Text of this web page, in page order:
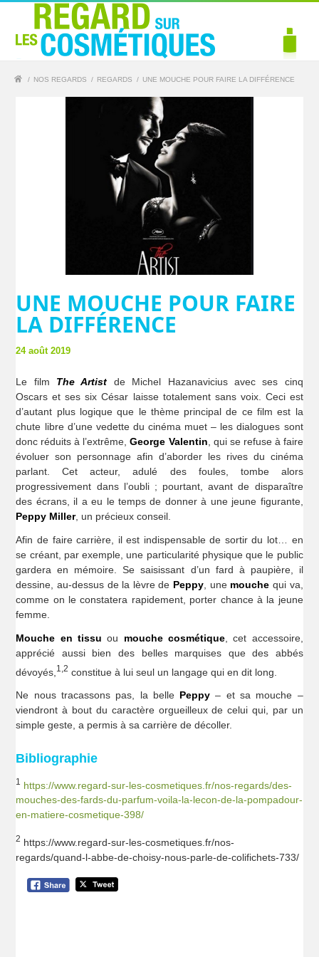
/ NOS REGARDS / REGARDS / UNE MOUCHE POUR FAIRE LA DIFFÉRENCE
UNE MOUCHE POUR FAIRE
LA DIFFÉRENCE
24 août 2019
Le film The Artist de Michel Hazanavicius avec ses cinq
Oscars et ses six César laisse totalement sans voix. Ceci est
d’autant plus logique que le thème principal de ce film est la
chute libre d’une vedette du cinéma muet – les dialogues sont
donc réduits à l’extrême,George Valentin , qui se refuse à faire
évoluer son personnage afin d’aborder les rives du cinéma
parlant. Cet acteur, adulé des foules, tombe alors
progressivement dans l’oubli ; pourtant, avant de disparaître
des écrans, il a eu le temps de donner à une jeune figurante,
Peppy Miller, un précieux conseil.
Afin de faire carrière, il est indispensable de sortir du lot… en
se créant, par exemple, une particularité physique que le public
gardera en mémoire. Se saisissant d’un fard à paupière, il
dessine, au-dessus de la lèvre de Peppy , une mouche qui va,
comme on le constatera rapidement, porter chance à la jeune
femme.
Mouche en tissu ou mouche cosmétique, cet accessoire,
apprécié aussi bien des belles marquises que des abbés
dévoyés, 1,2 constitue à lui seul un langage qui en dit long.
Ne nous tracassons pas, la belle Peppy – et sa mouche –
viendront à bout du caractère orgueilleux de celui qui, par un
simple geste, a permis à sa carrière de décoller.
Bibliographie
1
https://www.regard-sur-les-cosmetiques.fr/nos-regards/des-
mouches-des-fards-du-parfum-voila-la-lecon-de-la-pompadour-
en-matiere-cosmetique-398/
2 https://www.regard-sur-les-cosmetiques.fr/nos-
regards/quand-l-abbe-de-choisy-nous-parle-de-colifichets-733/